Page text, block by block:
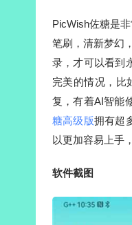
PicWish佐糖是
笔刷，清新梦幻
录，才可以看到
完美的情况，比
复，有着AI智能
糖高级版拥有超
以更加容易上手
软件截图